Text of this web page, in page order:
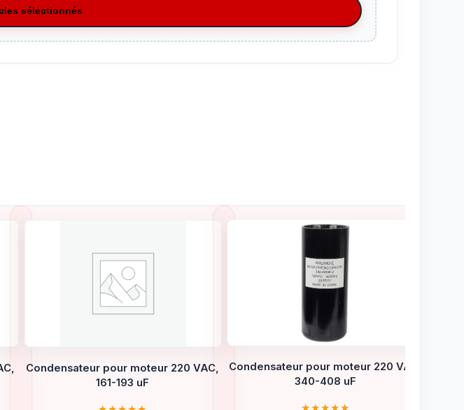
sélectionnés
Condensateur pour moteur 220 VAC,
161-193 uF
Condensateur pour moteur 220 VAC,
340-408 uF